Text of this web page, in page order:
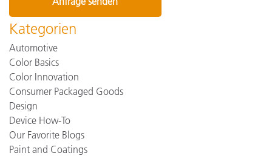
Kategorien
Automotive
Color Basics
Color Innovation
Consumer Packaged Goods
Design
Device How-To
Our Favorite Blogs
Paint and Coatings